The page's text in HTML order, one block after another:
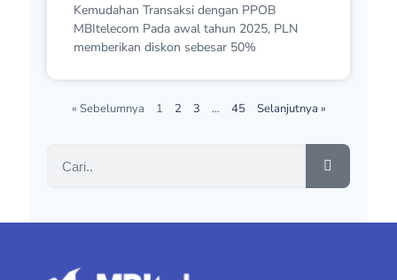
FAIZA MULTIPAYMENT-SUMATERA SELATAN
Ali Sadikin-Bandung
Muhammad Awalludin-Yogyakarta
ARIS IMAMUDIN-BANYUMAS
Kemudahan Transaksi dengan PPOB
MBItelecom Pada awal tahun 2025, PLN
memberikan diskon sebesar 50%
« Sebelumnya 1 2 3 … 45 Selanjutnya »